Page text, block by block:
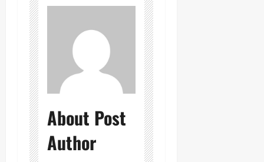
About Post
Author